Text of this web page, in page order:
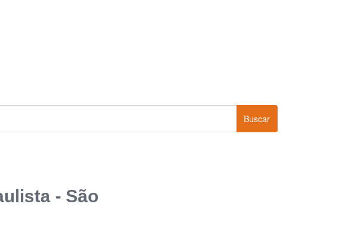
Buscar
- São